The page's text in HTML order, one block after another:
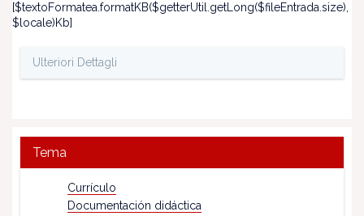
[$textoFormatea.formatKB($getterUtil.getLong($fileEntrada.size),
$locale)Kb]
Ulteriori Dettagli
Tema
Currículo
Documentación didáctica